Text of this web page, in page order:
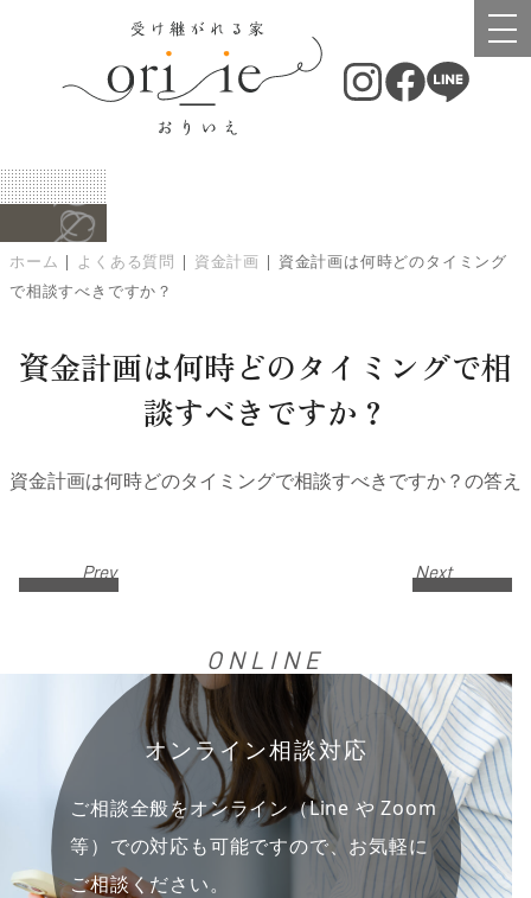
Q&A
Q&A
ホーム | よくある質問 | 資金計画 | 資金計画は何時どのタイミング
で相談すべきですか？
資金計画は何時どのタイミングで相
談すべきですか？
資金計画は何時どのタイミングで相談すべきですか？の答え
Prev Next
ONLINE
オンライン相談対応
ご相談全般をオンライン（Line や Zoom
等）での対応も可能ですので、お気軽に
ご相談ください。